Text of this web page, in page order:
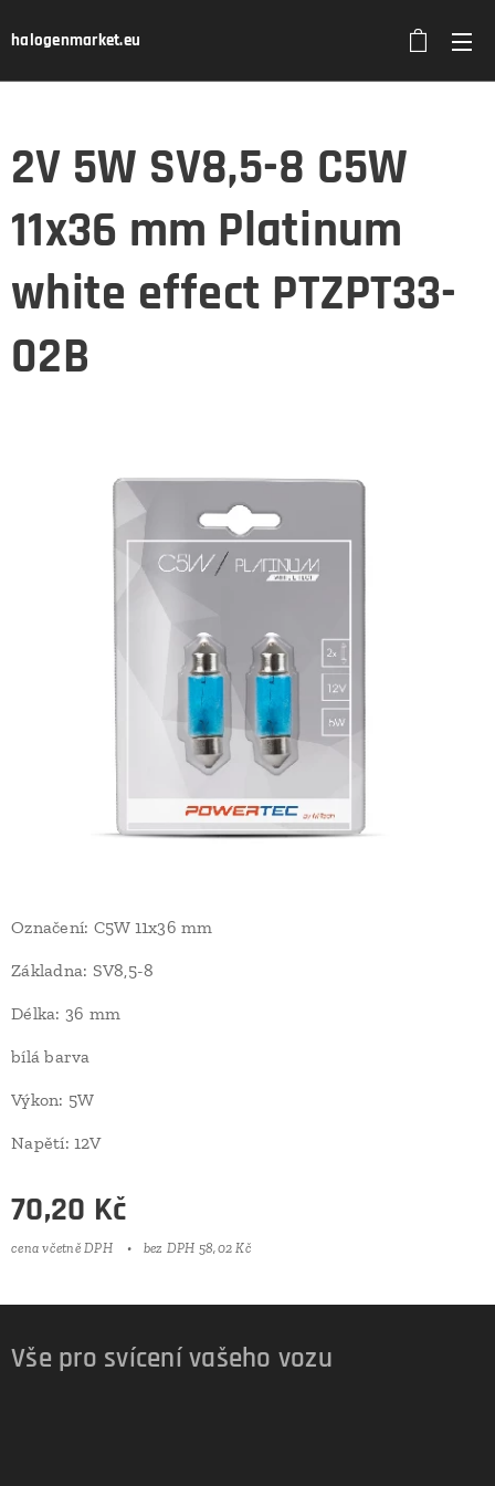
halogenmarket.eu
2V 5W SV8,5-8 C5W
11x36 mm Platinum
white effect PTZPT33-
02B
Označení: C5W 11x36 mm
Základna: SV8,5-8
Délka: 36 mm
bílá barva
Výkon: 5W
Napětí: 12V
70,20 Kč
cena včetně DPH bez DPH 58,02 Kč
Vše pro svícení vašeho vozu